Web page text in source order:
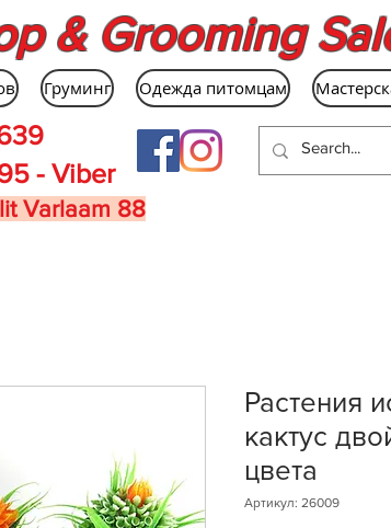
& Grooming
Груминг Одежда питомцам
- Viber
Varlaam 88
Растения
кактус
цвета
Артикул: 26009